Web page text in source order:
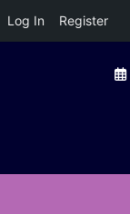
Log In Register